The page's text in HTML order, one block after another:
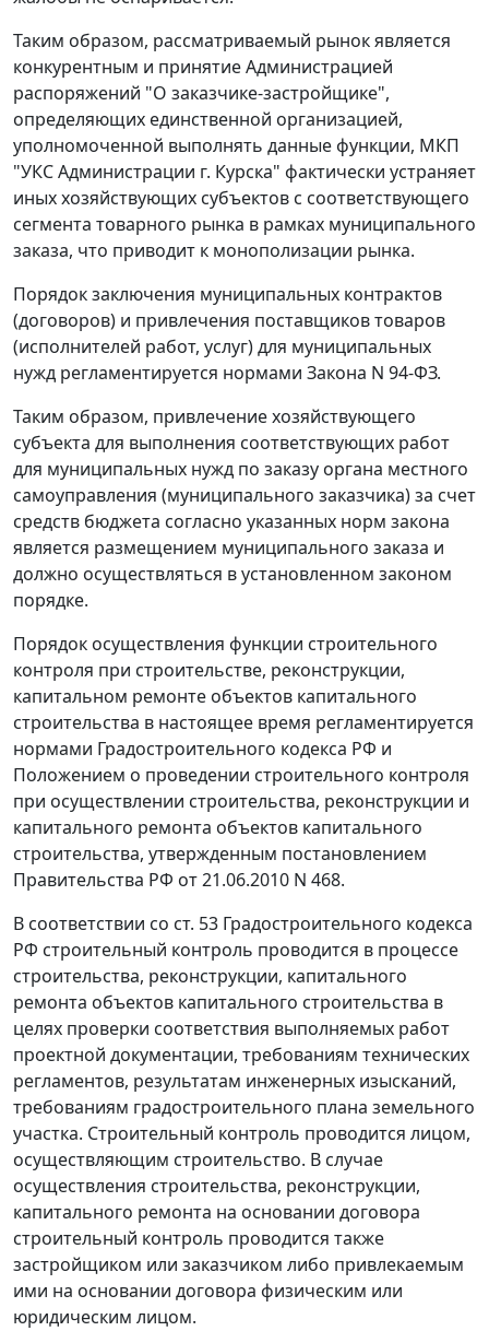
Таким образом, рассматриваемый рынок является
конкурентным и принятие Администрацией
распоряжений "О заказчике-застройщике",
определяющих единственной организацией,
уполномоченной выполнять данные функции, МКП
"УКС Администрации г. Курска" фактически устраняет
иных хозяйствующих субъектов с соответствующего
сегмента товарного рынка в рамках муниципального
заказа, что приводит к монополизации рынка.
Порядок заключения муниципальных контрактов
(договоров) и привлечения поставщиков товаров
(исполнителей работ, услуг) для муниципальных
нужд регламентируется нормами Закона N 94-ФЗ.
Таким образом, привлечение хозяйствующего
субъекта для выполнения соответствующих работ
для муниципальных нужд по заказу органа местного
самоуправления (муниципального заказчика) за счет
средств бюджета согласно указанных норм закона
является размещением муниципального заказа и
должно осуществляться в установленном законом
порядке.
Порядок осуществления функции строительного
контроля при строительстве, реконструкции,
капитальном ремонте объектов капитального
строительства в настоящее время регламентируется
нормами Градостроительного кодекса РФ и
Положением о проведении строительного контроля
при осуществлении строительства, реконструкции и
капитального ремонта объектов капитального
строительства, утвержденным постановлением
Правительства РФ от 21.06.2010 N 468.
В соответствии со ст. 53 Градостроительного кодекса
РФ строительный контроль проводится в процессе
строительства, реконструкции, капитального
ремонта объектов капитального строительства в
целях проверки соответствия выполняемых работ
проектной документации, требованиям технических
регламентов, результатам инженерных изысканий,
требованиям градостроительного плана земельного
участка. Строительный контроль проводится лицом,
осуществляющим строительство. В случае
осуществления строительства, реконструкции,
капитального ремонта на основании договора
строительный контроль проводится также
застройщиком или заказчиком либо привлекаемым
ими на основании договора физическим или
юридическим лицом.